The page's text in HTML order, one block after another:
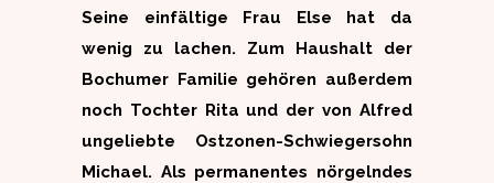
Seine einfältige Frau Else hat da
wenig zu lachen. Zum Haushalt der
Bochumer Familie gehören außerdem
noch Tochter Rita und der von Alfred
ungeliebte Ostzonen-Schwiegersohn
Michael. Als permanentes nörgelndes